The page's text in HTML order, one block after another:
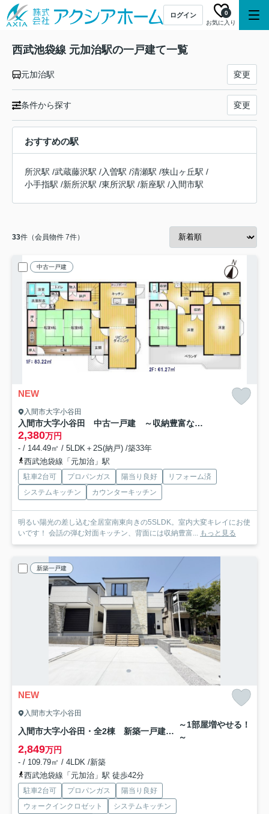
ログイン
お気に入り
0
西武池袋線 元加治駅の一戸建て一覧
元加治駅 変更
条件から探す 変更
おすすめの駅
所沢駅 /武蔵藤沢駅 /入曽駅 /清瀬駅 /狭山ヶ丘駅 /
小手指駅 /新所沢駅 /東所沢駅 /新座駅 /入間市駅
33件（会員物件 7件）
中古一戸建
NEW
入間市大字小谷田
入間市大字小谷田 中古一戸建 ～収納豊富な5SLDK～
2,380万円
- / 144.49㎡ / 5LDK＋2S(納戸) /築33年
西武池袋線「元加治」駅
駐車2台可 プロパンガス 陽当り良好
リフォーム済
システムキッチン
カウンターキッチン
明るい陽光の差し込む全居室南東向きの5SLDK。室内大変キレイにお使
いです！ 会話の弾む対面キッチン、背面には収納豊富... もっと見る
新築一戸建
NEW
入間市大字小谷田
入間市大字小谷田・全2棟 新築一戸建 2号棟
～1部屋増やせる！
～
2,849万円
- / 109.79㎡ / 4LDK /新築
西武池袋線「元加治」駅 徒歩42分
駐車2台可 プロパンガス
陽当り良好
ウォークインクロゼット
システムキッチン